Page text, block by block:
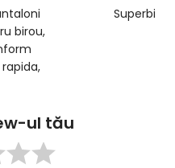
Material de calitate, se
modern, lungime foarte
potriveste o marime mai
deobicei
ul tău